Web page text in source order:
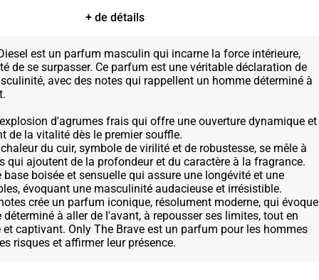
+ de détails
est un parfum masculin qui incarne la force intérieure,
de se surpasser. Ce parfum est une véritable déclaration de
avec des notes qui rappellent un homme déterminé à
d'agrumes frais qui offre une ouverture dynamique et
de la vitalité dès le premier souffle.
du cuir, symbole de virilité et de robustesse, se mêle à
qui ajoutent de la profondeur et du caractère à la fragrance.
base boisée et sensuelle qui assure une longévité et une
évoquant une masculinité audacieuse et irrésistible.
crée un parfum iconique, résolument moderne, qui évoque
déterminé à aller de l'avant, à repousser ses limites, tout en
captivant. Only The Brave est un parfum pour les hommes